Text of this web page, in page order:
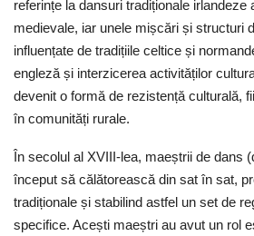
referințe la dansuri tradiționale irlandeze
medievale, iar unele mișcări și structuri
influențate de tradițiile celtice și
engleză și interzicerea activităților
devenit o formă de rezistență culturală,
în comunități rurale.
În secolul al XVIII-lea, maeștrii de dans
început să călătorească din sat în sat,
tradiționale și stabilind astfel un set de
specifice. Acești maeștri au avut un rol